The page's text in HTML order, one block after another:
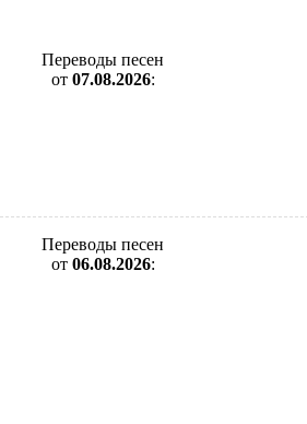
Переводы песен
от 07.08.2026:
Переводы песен
от 06.08.2026: